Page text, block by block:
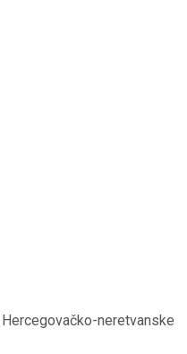
neretvanske